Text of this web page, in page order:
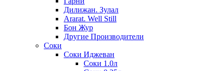
Дилижан. Зулал
Ararat. Well Still
Бон Жур
Другие Производители
Соки
Соки Иджеван
Соки 1.0л